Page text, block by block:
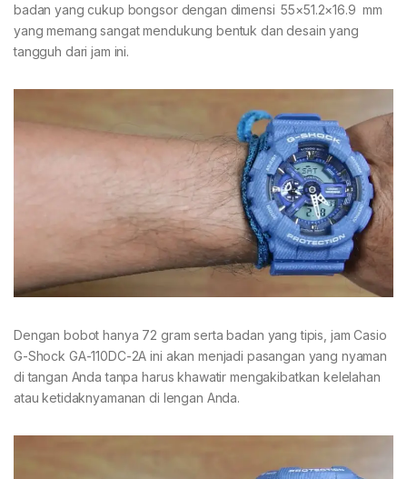
badan yang cukup bongsor dengan dimensi 55×51.2×16.9 mm
yang memang sangat mendukung bentuk dan desain yang
tangguh dari jam ini.
Dengan bobot hanya 72 gram serta badan yang tipis, jam Casio
G-Shock GA-110DC-2A ini akan menjadi pasangan yang nyaman
di tangan Anda tanpa harus khawatir mengakibatkan kelelahan
atau ketidaknyamanan di lengan Anda.